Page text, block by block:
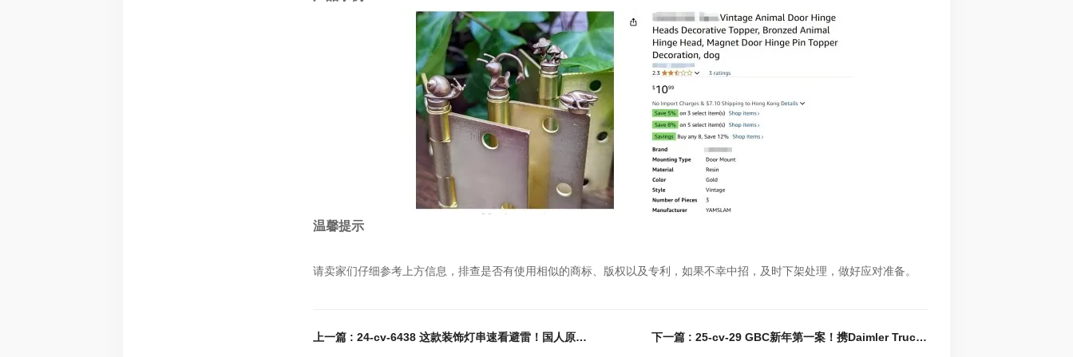
温馨提示
请卖家们仔细参考上方信息，排查是否有使用相似的商标、版权以及专利，如果不幸中招，及时下架处理，做好应对准备。
上一篇 : 24-cv-6438 这款装饰灯串速看避雷！国人原告已发起专利维权！ 下一篇 : 25-cv-29 GBC新年第一案！携Daimler Truck戴姆勒卡车81个商标发案维权，速看避雷！